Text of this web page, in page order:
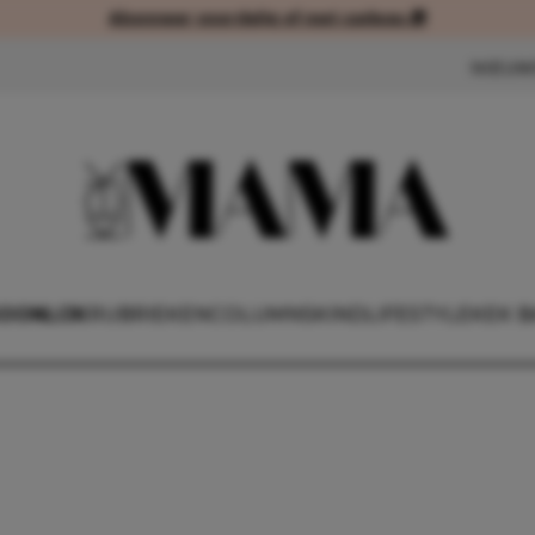
Abonneer voordelig of met cadeau 🎁
Abonneer voordelig of met